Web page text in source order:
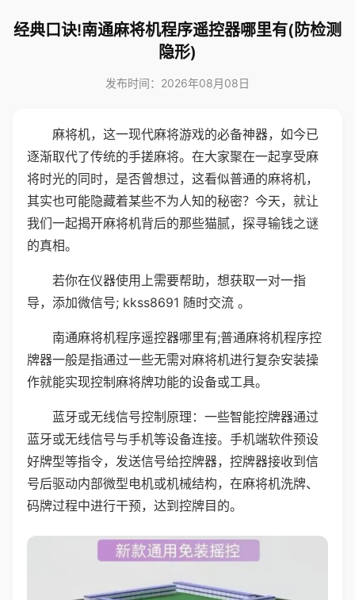
经典口诀!南通麻将机程序遥控器哪里有(防检测
隐形)
发布时间：2026年08月08日
麻将机，这一现代麻将游戏的必备神器，如今已
逐渐取代了传统的手搓麻将。在大家聚在一起享受麻
将时光的同时，是否曾想过，这看似普通的麻将机，
其实也可能隐藏着某些不为人知的秘密？今天，就让
我们一起揭开麻将机背后的那些猫腻，探寻输钱之谜
的真相。
若你在仪器使用上需要帮助，想获取一对一指
导，添加微信号; kkss8691 随时交流 。
南通麻将机程序遥控器哪里有;普通麻将机程序控
牌器一般是指通过一些无需对麻将机进行复杂安装操
作就能实现控制麻将牌功能的设备或工具。
蓝牙或无线信号控制原理：一些智能控牌器通过
蓝牙或无线信号与手机等设备连接。手机端软件预设
好牌型等指令，发送信号给控牌器，控牌器接收到信
号后驱动内部微型电机或机械结构，在麻将机洗牌、
码牌过程中进行干预，达到控牌目的。